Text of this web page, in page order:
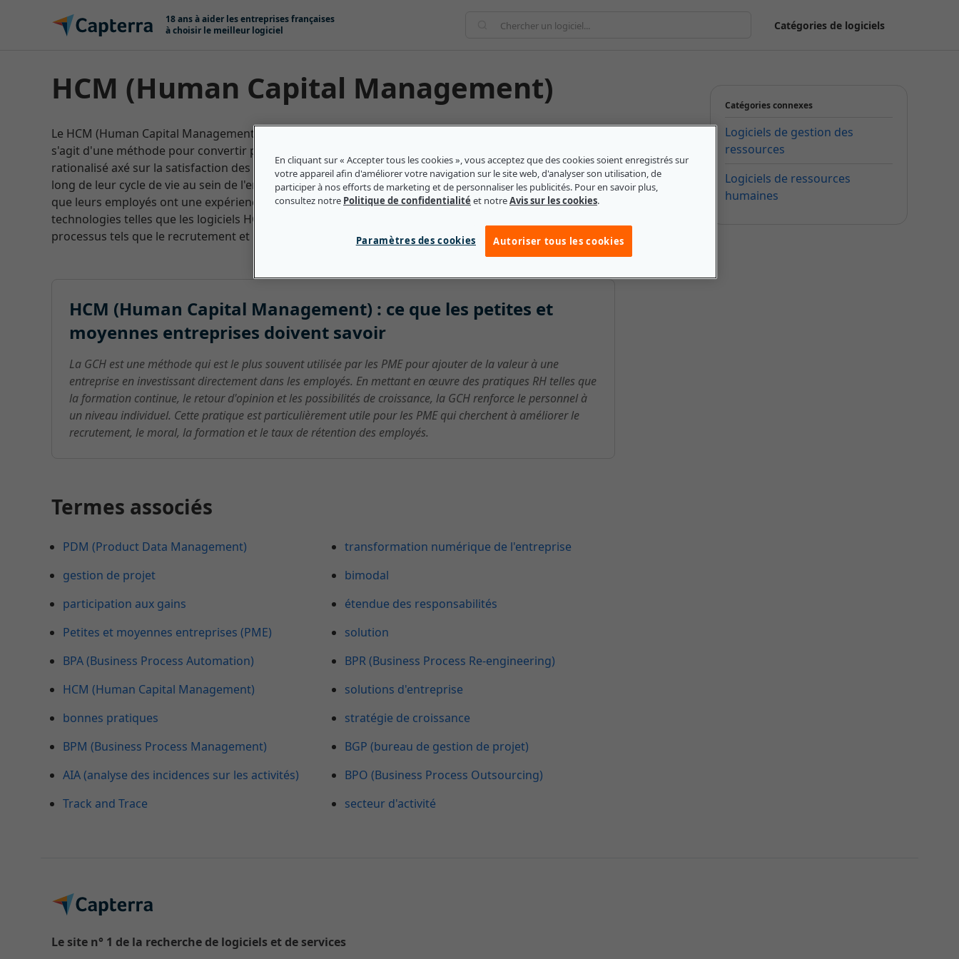
Passer au contenu
18 ans à aider les entreprises françaises
à choisir le meilleur logiciel
Catégories de logiciels
HCM (Human Capital Management)
Le HCM (Human Capital Management) peut se définir comme la gestion des ressources humaines. Il
s'agit d'une méthode pour convertir plusieurs pratiques RH standard différentes en un processus
rationalisé axé sur la satisfaction des besoins du personnel. En investissant dans les employés tout au
long de leur cycle de vie au sein de l'entreprise (du recrutement à la retraite), les entreprises constatent
que leurs employés ont une expérience plus cohérente et deviennent plus productifs. En utilisant des
technologies telles que les logiciels HCM, les services RH peuvent appliquer cette méthode à des
processus tels que le recrutement et la formation.
HCM (Human Capital Management) : ce que les petites et
moyennes entreprises doivent savoir
La GCH est une méthode qui est le plus souvent utilisée par les PME pour ajouter de la valeur à une
entreprise en investissant directement dans les employés. En mettant en œuvre des pratiques RH telles que
la formation continue, le retour d'opinion et les possibilités de croissance, la GCH renforce le personnel à
un niveau individuel. Cette pratique est particulièrement utile pour les PME qui cherchent à améliorer le
recrutement, le moral, la formation et le taux de rétention des employés.
Termes associés
PDM (Product Data Management)
gestion de projet
participation aux gains
Petites et moyennes entreprises (PME)
BPA (Business Process Automation)
HCM (Human Capital Management)
bonnes pratiques
BPM (Business Process Management)
AIA (analyse des incidences sur les activités)
Track and Trace
transformation numérique de l'entreprise
bimodal
étendue des responsabilités
solution
BPR (Business Process Re-engineering)
solutions d'entreprise
stratégie de croissance
BGP (bureau de gestion de projet)
BPO (Business Process Outsourcing)
secteur d'activité
Catégories connexes
Logiciels de gestion des
ressources
Logiciels de ressources
humaines
Le site n° 1 de la recherche de logiciels et de services
En cliquant sur « Accepter tous les cookies », vous acceptez que des cookies soient enregistrés sur
votre appareil afin d'améliorer votre navigation sur le site web, d'analyser son utilisation, de
participer à nos efforts de marketing et de personnaliser les publicités. Pour en savoir plus,
consultez notre Politique de confidentialité et notreAvis sur les cookies.
Paramètres des cookies Autoriser tous les cookies